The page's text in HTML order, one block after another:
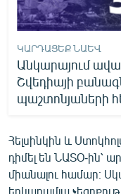
«Ազատության»
ԿԱՐԴԱՑԵՔ ՆԱԵՎ
Անկարայում
Շվեդիայի
պաշտոնյաների
Հելսինկին և
դիմել են ՆԱՏՕ-ին՝
միանալու համար։
երկարամյա